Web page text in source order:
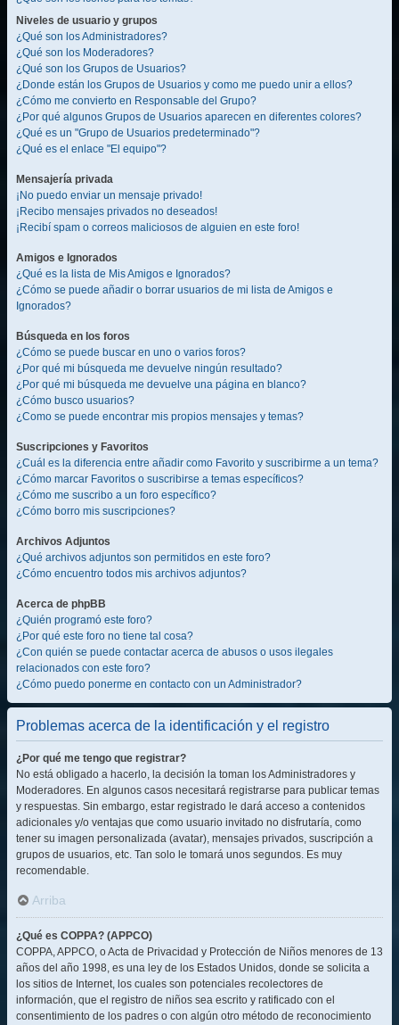
Niveles de usuario y grupos
¿Qué son los Administradores?
¿Qué son los Moderadores?
¿Qué son los Grupos de Usuarios?
¿Donde están los Grupos de Usuarios y como me puedo unir a ellos?
¿Cómo me convierto en Responsable del Grupo?
¿Por qué algunos Grupos de Usuarios aparecen en diferentes colores?
¿Qué es un "Grupo de Usuarios predeterminado"?
¿Qué es el enlace "El equipo"?
Mensajería privada
¡No puedo enviar un mensaje privado!
¡Recibo mensajes privados no deseados!
¡Recibí spam o correos maliciosos de alguien en este foro!
Amigos e Ignorados
¿Qué es la lista de Mis Amigos e Ignorados?
¿Cómo se puede añadir o borrar usuarios de mi lista de Amigos e
Ignorados?
Búsqueda en los foros
¿Cómo se puede buscar en uno o varios foros?
¿Por qué mi búsqueda me devuelve ningún resultado?
¿Por qué mi búsqueda me devuelve una página en blanco?
¿Cómo busco usuarios?
¿Como se puede encontrar mis propios mensajes y temas?
Suscripciones y Favoritos
¿Cuál es la diferencia entre añadir como Favorito y suscribirme a un tema?
¿Cómo marcar Favoritos o suscribirse a temas específicos?
¿Cómo me suscribo a un foro específico?
¿Cómo borro mis suscripciones?
Archivos Adjuntos
¿Qué archivos adjuntos son permitidos en este foro?
¿Cómo encuentro todos mis archivos adjuntos?
Acerca de phpBB
¿Quién programó este foro?
¿Por qué este foro no tiene tal cosa?
¿Con quién se puede contactar acerca de abusos o usos ilegales
relacionados con este foro?
¿Cómo puedo ponerme en contacto con un Administrador?
Problemas acerca de la identificación y el registro
¿Por qué me tengo que registrar?
No está obligado a hacerlo, la decisión la toman los Administradores y
Moderadores. En algunos casos necesitará registrarse para publicar temas
y respuestas. Sin embargo, estar registrado le dará acceso a contenidos
adicionales y/o ventajas que como usuario invitado no disfrutaría, como
tener su imagen personalizada (avatar), mensajes privados, suscripción a
grupos de usuarios, etc. Tan solo le tomará unos segundos. Es muy
recomendable.
Arriba
¿Qué es COPPA? (APPCO)
COPPA, APPCO, o Acta de Privacidad y Protección de Niños menores de 13
años del año 1998, es una ley de los Estados Unidos, donde se solicita a
los sitios de Internet, los cuales son potenciales recolectores de
información, que el registro de niños sea escrito y ratificado con el
consentimiento de los padres o con algún otro método de reconocimiento